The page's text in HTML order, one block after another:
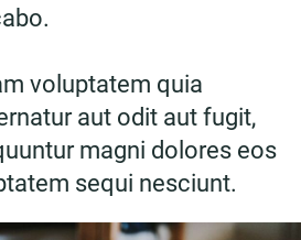
voluptatem quia
aut odit aut fugit,
magni dolores eos
sequi nesciunt.